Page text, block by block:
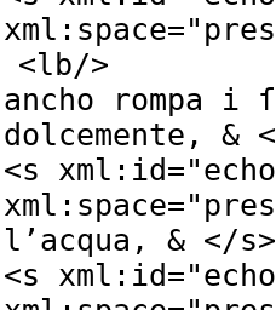
xml:space="
<lb/>
ancho rompa i
dolcemente, &
<s xml:id="
xml:space="
l’acqua, & </s>
<s xml:id="